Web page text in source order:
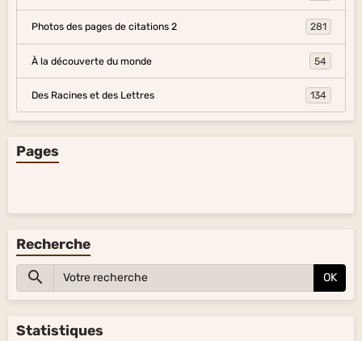
Photos des pages de citations 2 281
À la découverte du monde 54
Des Racines et des Lettres 134
Pages
Recherche
OK
Statistiques